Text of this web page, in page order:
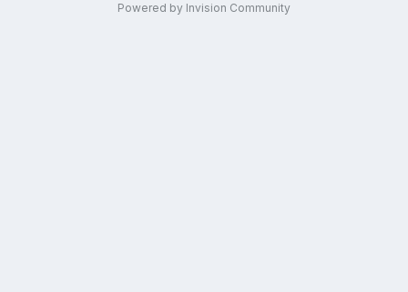
Powered by Invision Community